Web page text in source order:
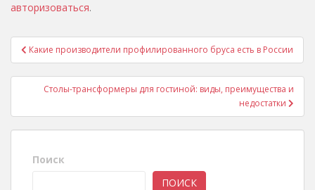
авторизоваться.
Навигация по записям
Какие производители профилированного бруса есть в России
Столы-трансформеры для гостиной: виды, преимущества и
недостатки
Поиск
ПОИСК